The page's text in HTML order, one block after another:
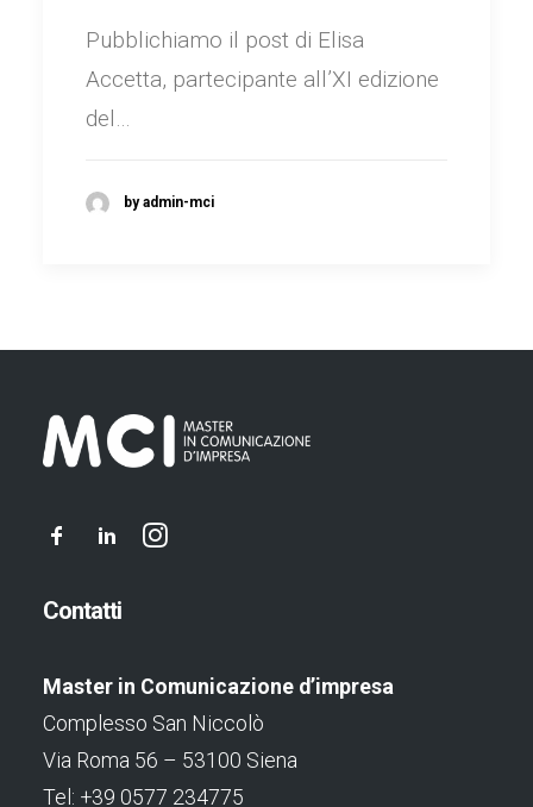
Pubblichiamo il post di Elisa
Accetta, partecipante all’XI edizione
del…
by admin-mci
Contatti
Master in Comunicazione d’impresa
Complesso San Niccolò
Via Roma 56 – 53100 Siena
Tel: +39 0577 234775